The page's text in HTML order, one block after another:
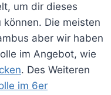
um dir dieses
Die meisten
aber wir haben
im Angebot, wie
. Des Weiteren
im 6er